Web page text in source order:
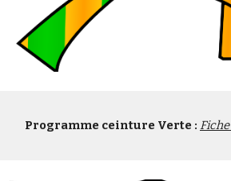
Programme ceinture Verte : Fiche